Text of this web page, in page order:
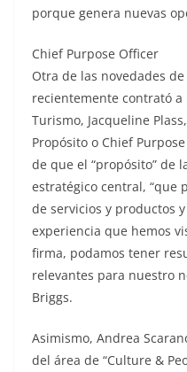
porque genera nuevas
Chief Purpose Officer
Otra de las novedades
recientemente contrató a
Turismo, Jacqueline
Propósito o Chief
de que el “propósito” de
estratégico central, “que
de servicios y productos
experiencia que hemos
firma, podamos tener
relevantes para nuestro
Briggs.
Asimismo, Andrea
del área de “Culture &